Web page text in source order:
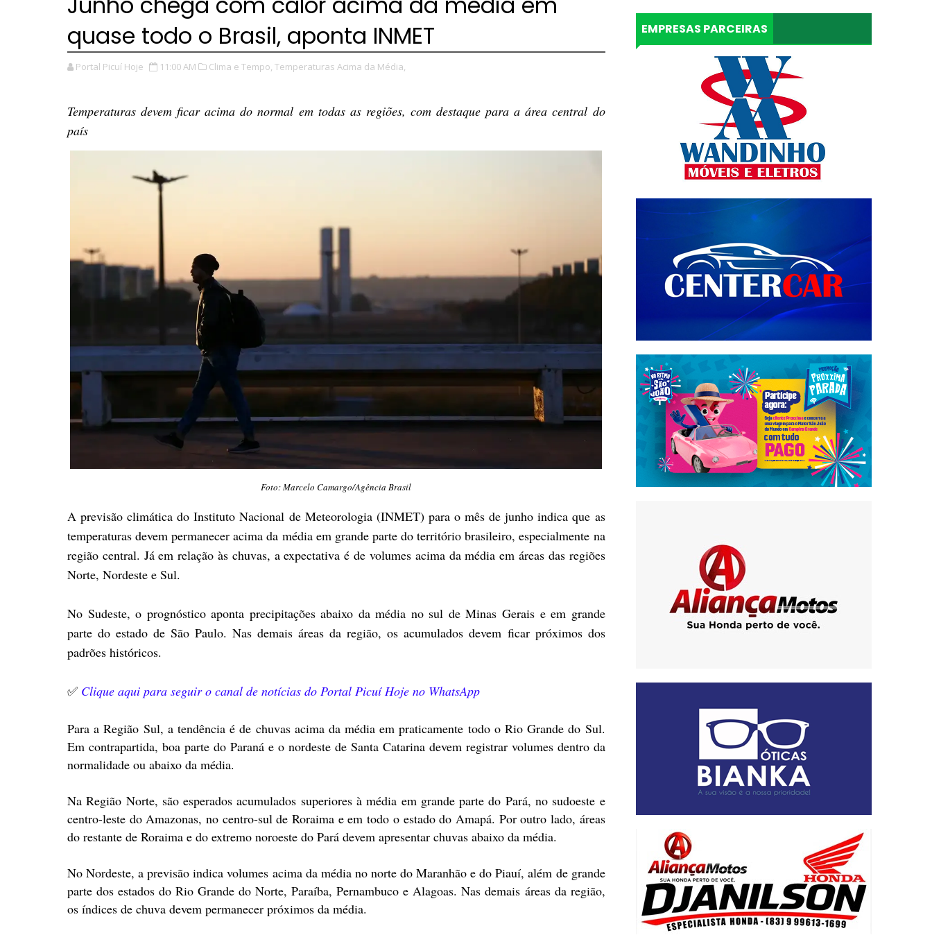
quase todo o Brasil, aponta INMET
Portal Picuí Hoje 11:00 AM Clima e Tempo, Temperaturas Acima da Média,
Temperaturas devem ficar acima do normal em todas as regiões, com destaque para a área central do
país
Foto: Marcelo Camargo/Agência Brasil
A previsão climática do Instituto Nacional de Meteorologia (INMET) para o mês de junho indica que as
temperaturas devem permanecer acima da média em grande parte do território brasileiro, especialmente na
região central. Já em relação às chuvas, a expectativa é de volumes acima da média em áreas das regiões
Norte, Nordeste e Sul.
No Sudeste, o prognóstico aponta precipitações abaixo da média no sul de Minas Gerais e em grande
parte do estado de São Paulo. Nas demais áreas da região, os acumulados devem ficar próximos dos
padrões históricos.
✅ Clique aqui para seguir o canal de notícias do Portal Picuí Hoje no WhatsApp
Para a Região Sul, a tendência é de chuvas acima da média em praticamente todo o Rio Grande do Sul.
Em contrapartida, boa parte do Paraná e o nordeste de Santa Catarina devem registrar volumes dentro da
normalidade ou abaixo da média.
Na Região Norte, são esperados acumulados superiores à média em grande parte do Pará, no sudoeste e
centro-leste do Amazonas, no centro-sul de Roraima e em todo o estado do Amapá. Por outro lado, áreas
do restante de Roraima e do extremo noroeste do Pará devem apresentar chuvas abaixo da média.
No Nordeste, a previsão indica volumes acima da média no norte do Maranhão e do Piauí, além de grande
parte dos estados do Rio Grande do Norte, Paraíba, Pernambuco e Alagoas. Nas demais áreas da região,
os índices de chuva devem permanecer próximos da média.
EMPRESAS PARCEIRAS